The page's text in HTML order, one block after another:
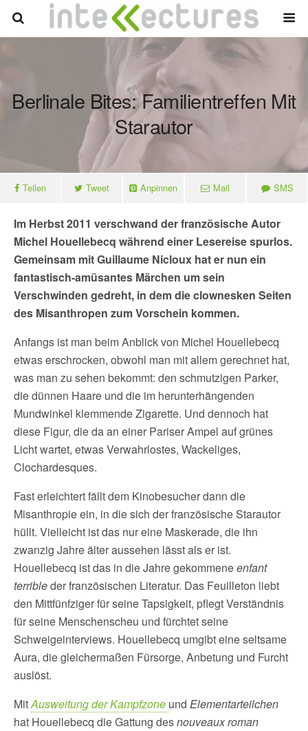
Berlinale Bites: Familientreffen Mit
Starautor
Teilen Tweet Anpinnen Mail SMS
Im Herbst 2011 verschwand der französische Autor
Michel Houellebecq während einer Lesereise spurlos.
Gemeinsam mit Guillaume Nicloux hat er nun ein
fantastisch-amüsantes Märchen um sein
Verschwinden gedreht, in dem die clownesken Seiten
des Misanthropen zum Vorschein kommen.
Anfangs ist man beim Anblick von Michel Houellebecq
etwas erschrocken, obwohl man mit allem gerechnet hat,
was man zu sehen bekommt: den schmutzigen Parker,
die dünnen Haare und die im herunterhängenden
Mundwinkel klemmende Zigarette. Und dennoch hat
diese Figur, die da an einer Pariser Ampel auf grünes
Licht wartet, etwas Verwahrlostes, Wackeliges,
Clochardesques.
Fast erleichtert fällt dem Kinobesucher dann die
Misanthropie ein, in die sich der französische Starautor
hüllt. Vielleicht ist das nur eine Maskerade, die ihn
zwanzig Jahre älter aussehen lässt als er ist.
Houellebecq ist das in die Jahre gekommeneenfant
terribleder französischen Literatur. Das Feuilleton liebt
den Mittfünfziger für seine Tapsigkeit, pflegt Verständnis
für seine Menschenscheu und fürchtet seine
Schweigeinterviews. Houellebecq umgibt eine seltsame
Aura, die gleichermaßen Fürsorge, Anbetung und Furcht
auslöst.
MitAusweitung der Kampfzone und Elementarteilchen
hat Houellebecq die Gattung desnouveaux roman